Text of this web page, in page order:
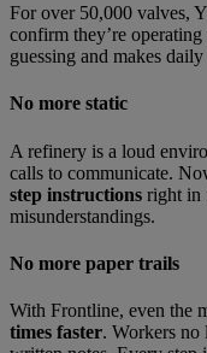
For over 50,000 valves,
confirm they’re
guessing and makes
No more static
A refinery is a loud
calls to communicate.
step instructions right in
misunderstandings.
No more paper trails
With Frontline, even the
times faster. Workers no